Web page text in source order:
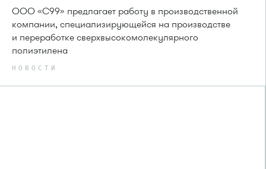
ООО «С99» предлагает работу в производственной
компании, специализирующейся на производстве
и переработке сверхвысокомолекулярного
полиэтилена
НОВОСТИ